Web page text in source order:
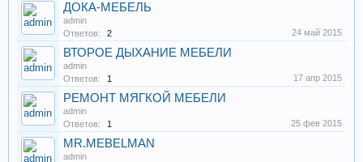
ДОКА-МЕБЕЛЬ
admin
Ответов:
2 24 май 2015
ВТОРОЕ ДЫХАНИЕ МЕБЕЛИ
admin
Ответов:
1 17 апр 2015
РЕМОНТ МЯГКОЙ МЕБЕЛИ
admin
Ответов:
1 25 фев 2015
MR.MEBELMAN
admin